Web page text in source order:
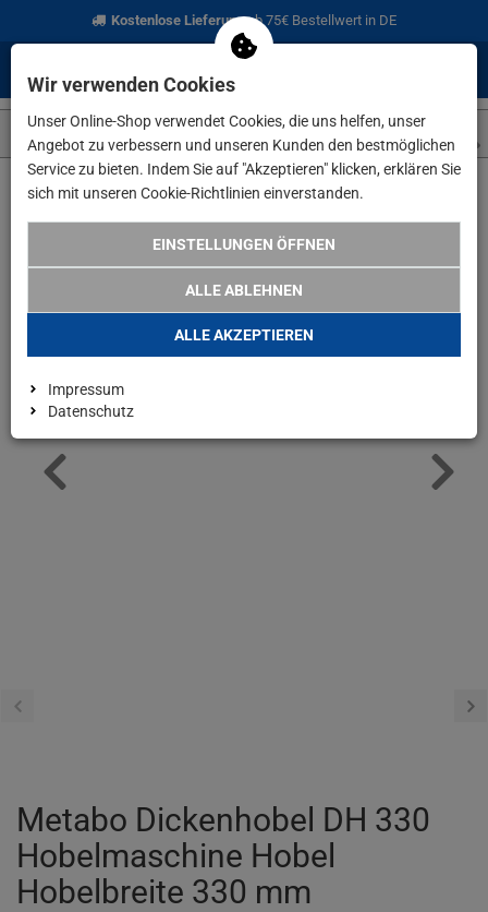
Kostenlose Lieferungab 75€ Bestellwert in DE
Metabo Dickenhobel DH 330
Hobelmaschine Hobel
Hobelbreite 330 mm
Wir verwenden Cookies
Unser Online-Shop verwendet Cookies, die uns helfen, unser
Angebot zu verbessern und unseren Kunden den bestmöglichen
Service zu bieten. Indem Sie auf "Akzeptieren" klicken, erklären Sie
sich mit unseren Cookie-Richtlinien einverstanden.
EINSTELLUNGEN ÖFFNEN
ALLE ABLEHNEN
ALLE AKZEPTIEREN
Impressum
Datenschutz